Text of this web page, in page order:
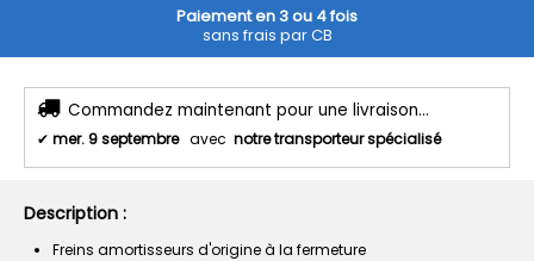
Paiement en 3 ou 4 fois
sans frais par CB
Commandez maintenant pour une livraison...
✔ mer. 9 septembre avec notre transporteur spécialisé
Description :
Freins amortisseurs d'origine à la fermeture